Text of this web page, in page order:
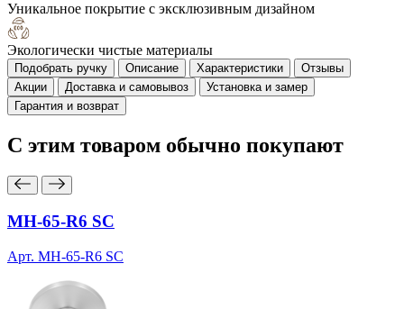
Уникальное покрытие с эксклюзивным дизайном
Экологически чистые материалы
Подобрать ручку Описание Характеристики
Отзывы
Акции
Доставка и самовывоз
Установка и замер
Гарантия и возврат
С этим товаром обычно покупают
MH-65-R6 SC
Арт. MH-65-R6 SC